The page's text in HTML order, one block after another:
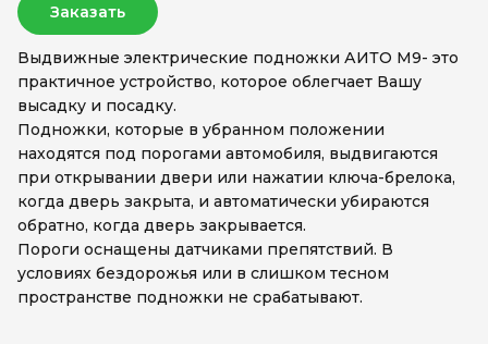
Заказать
Выдвижные электрические подножки АИТО М9- это
практичное устройство, которое облегчает Вашу
высадку и посадку.
Подножки, которые в убранном положении
находятся под порогами автомобиля, выдвигаются
при открывании двери или нажатии ключа-брелока,
когда дверь закрыта, и автоматически убираются
обратно, когда дверь закрывается.
Пороги оснащены датчиками препятствий. В
условиях бездорожья или в слишком тесном
пространстве подножки не срабатывают.